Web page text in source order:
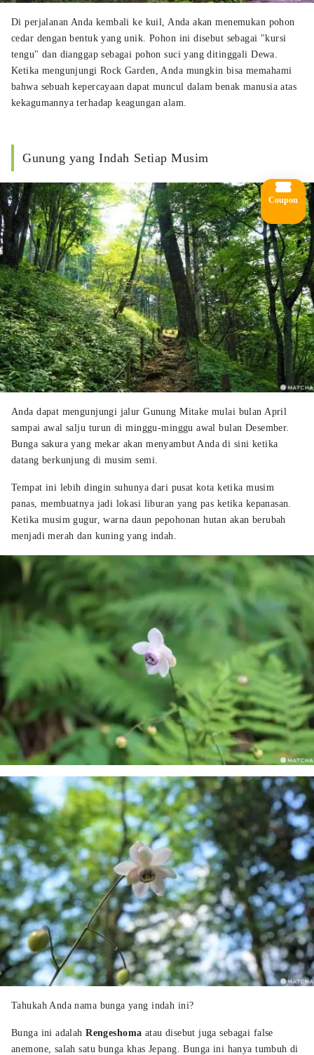
Di perjalanan Anda kembali ke kuil, Anda akan menemukan pohon
cedar dengan bentuk yang unik. Pohon ini disebut sebagai "kursi
tengu" dan dianggap sebagai pohon suci yang ditinggali Dewa.
Ketika mengunjungi Rock Garden, Anda mungkin bisa memahami
bahwa sebuah kepercayaan dapat muncul dalam benak manusia atas
kekagumannya terhadap keagungan alam.
Gunung yang Indah Setiap Musim
Anda dapat mengunjungi jalur Gunung Mitake mulai bulan April
sampai awal salju turun di minggu-minggu awal bulan Desember.
Bunga sakura yang mekar akan menyambut Anda di sini ketika
datang berkunjung di musim semi.
Tempat ini lebih dingin suhunya dari pusat kota ketika musim
panas, membuatnya jadi lokasi liburan yang pas ketika kepanasan.
Ketika musim gugur, warna daun pepohonan hutan akan berubah
menjadi merah dan kuning yang indah.
Tahukah Anda nama bunga yang indah ini?
Bunga ini adalahRengeshoma atau disebut juga sebagai false
anemone, salah satu bunga khas Jepang. Bunga ini hanya tumbuh di
Coupon